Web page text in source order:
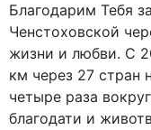
Благодарим Тебя
Ченстоховской
жизни и любви. С
км через 27 стран
четыре раза
благодати и